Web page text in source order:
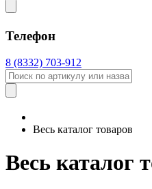
Телефон
8 (8332) 703-912
Весь каталог товаров
Весь каталог